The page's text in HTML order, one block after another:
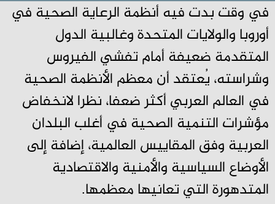
في وقت بدت فيه أنظمة الرعاية الصحية في
أوروبا والولايات المتحدة وغالبية الدول
المتقدمة ضعيفة أمام تفشي الفيروس
وشراسته، يُعتقد أن معظم الأنظمة الصحية
في العالم العربي أكثر ضعفا، نظرا لانخفاض
مؤشرات التنمية الصحية في أغلب البلدان
العربية وفق المقاييس العالمية، إضافة إلى
الأوضاع السياسية والأمنية والاقتصادية
المتدهورة التي تعانيها معظمها.